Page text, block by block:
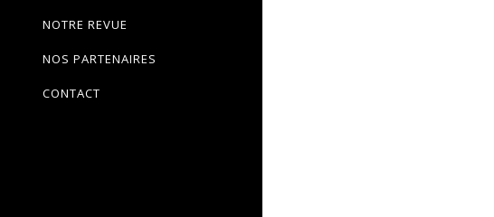
NOTRE REVUE
NOS PARTENAIRES
CONTACT